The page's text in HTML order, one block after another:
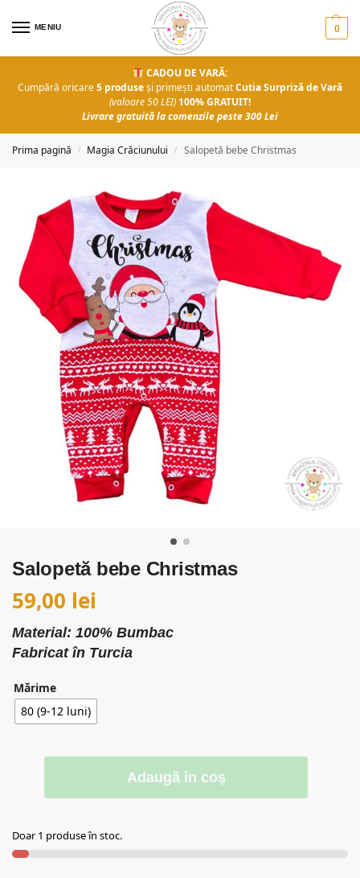
MENIU 0
CADOU DE VARĂ:
Cumpără oricare5 produseși primești automatCutia Surpriză de Vară
(valoare 50 LEI) 100% GRATUIT!
Livrare gratuită la comenzile peste 300 Lei
Prima pagină / Magia Crăciunului / Salopetă bebe Christmas
Salopetă bebe Christmas
59,00 lei
Material: 100% Bumbac
Fabricat în Turcia
Mărime
80 (9-12 luni)
Adaugă în coș
Doar 1 produse în stoc.